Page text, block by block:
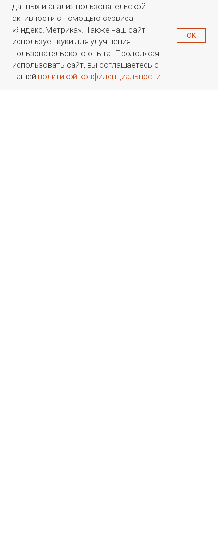
РТ-ОЙЛ Каталог Поиск
данных и анализ пользовательской
активности с помощью сервиса
«Яндекс.Метрика». Также наш сайт
использует куки для улучшения
пользовательского опыта. Продолжая
использовать сайт, вы соглашаетесь с
нашей политикой конфиденциальности
OK